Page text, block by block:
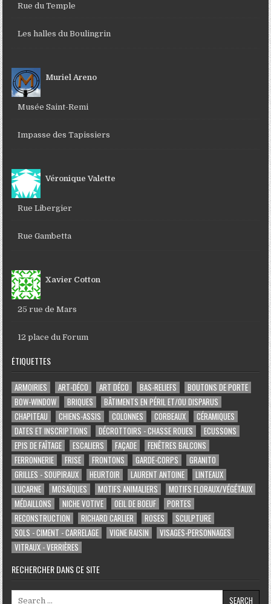
Rue du Temple
Les halles du Boulingrin
Muriel Areno
Musée Saint-Remi
Impasse des Tapissiers
Véronique Valette
Rue Libergier
Rue Gambetta
Xavier Cotton
25 rue de Mars
12 place du Forum
ÉTIQUETTES
ARMOIRIES ART-DÉCO ART DÉCO BAS-RELIEFS
BOUTONS DE PORTE
BOW-WINDOW
BRIQUES
BÂTIMENTS EN PÉRIL ET/OU DISPARUS
CHAPITEAU
CHIENS-ASSIS COLONNES CORBEAUX
CÉRAMIQUES
DATES ET INSCRIPTIONS
DÉCROTTOIRS - CHASSE ROUES
ECUSSONS
EPIS DE FAÎTAGE
ESCALIERS FAÇADE
FENÊTRES BALCONS
FERRONNERIE
FRISE FRONTONS GARDE-CORPS
GRANITO
GRILLES - SOUPIRAUX
HEURTOIR LAURENT ANTOINE
LINTEAUX
LUCARNE
MOSAÏQUES MOTIFS ANIMALIERS
MOTIFS FLORAUX/VÉGÉTAUX
MÉDAILLONS
NICHE VOTIVE OEIL DE BOEUF
PORTES
RECONSTRUCTION
RICHARD CARLIER ROSES
SCULPTURE
SOLS - CIMENT - CARRELAGE
VIGNE RAISIN
VISAGES-PERSONNAGES
VITRAUX - VERRIÈRES
RECHERCHER DANS CE SITE